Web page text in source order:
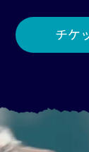
チケ